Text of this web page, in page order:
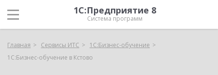
1С:Предприятие 8
Система программ
Главная Сервисы ИТС
1С:Бизнес-обучение
1С:Бизнес-обучение в Кстово